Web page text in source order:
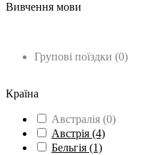
Вивчення мови
Групові поїздки (0)
Країна
Австралія (0)
Австрія (4)
Бельгія (1)